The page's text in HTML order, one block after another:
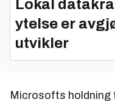
Lokal
ytelse er
utvikler
Microsofts holdning